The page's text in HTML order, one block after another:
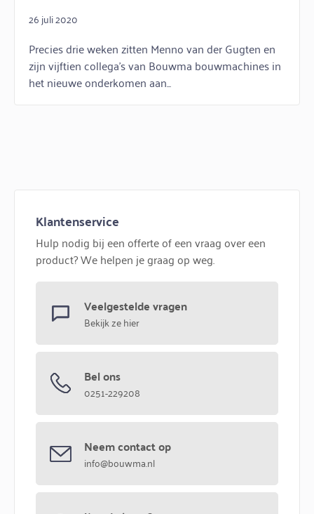
26 juli 2020
Precies drie weken zitten Menno van der Gugten en
zijn vijftien collega’s van Bouwma bouwmachines in
het nieuwe onderkomen aan...
Klantenservice
Hulp nodig bij een offerte of een vraag over een
product? We helpen je graag op weg.
Veelgestelde vragen
Bekijk ze hier
Bel ons
0251-229208
Neem contact op
info@bouwma.nl